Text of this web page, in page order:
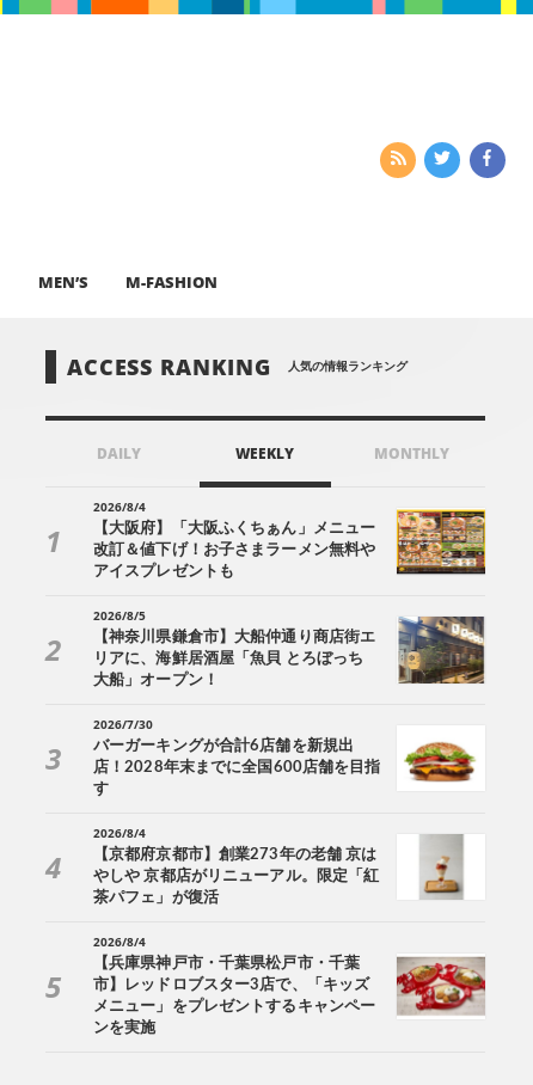
MEN’S M-FASHION
ACCESS RANKING 人気の情報ランキング
DAILY WEEKLY MONTHLY
2026/8/4
【大阪府】「大阪ふくちぁん」メニュー
改訂＆値下げ！お子さまラーメン無料や
アイスプレゼントも
2026/8/5
【神奈川県鎌倉市】大船仲通り商店街エ
リアに、海鮮居酒屋「魚貝 とろぼっち
大船」オープン！
2026/7/30
バーガーキングが合計6店舗を新規出
店！2028年末までに全国600店舗を目指
す
2026/8/4
【京都府京都市】創業273年の老舗 京は
やしや 京都店がリニューアル。限定「紅
茶パフェ」が復活
2026/8/4
【兵庫県神戸市・千葉県松戸市・千葉
市】レッドロブスター3店で、「キッズ
メニュー」をプレゼントするキャンペー
ンを実施